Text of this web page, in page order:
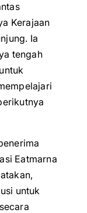
Kerajaan
Ia
tengah
Eatmarna
untuk